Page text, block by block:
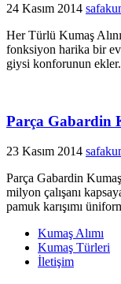
24 Kasım 2014
Her Türlü Kumaş
fonksiyon harika bir
giysi konforunun
Parça Gabardin
23 Kasım 2014
Parça Gabardin
milyon çalışanı
pamuk karışımı
Kumaş Alımı
Kumaş Türleri
İletişim